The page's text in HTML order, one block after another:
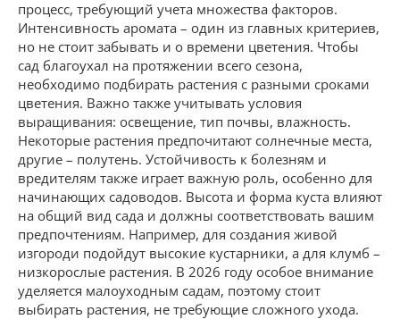
процесс, требующий учета множества факторов.
Интенсивность аромата – один из главных критериев,
но не стоит забывать и о времени цветения. Чтобы
сад благоухал на протяжении всего сезона,
необходимо подбирать растения с разными сроками
цветения. Важно также учитывать условия
выращивания: освещение, тип почвы, влажность.
Некоторые растения предпочитают солнечные места,
другие – полутень. Устойчивость к болезням и
вредителям также играет важную роль, особенно для
начинающих садоводов. Высота и форма куста влияют
на общий вид сада и должны соответствовать вашим
предпочтениям. Например, для создания живой
изгороди подойдут высокие кустарники, а для клумб –
низкорослые растения. В 2026 году особое внимание
уделяется малоуходным садам, поэтому стоит
выбирать растения, не требующие сложного ухода.